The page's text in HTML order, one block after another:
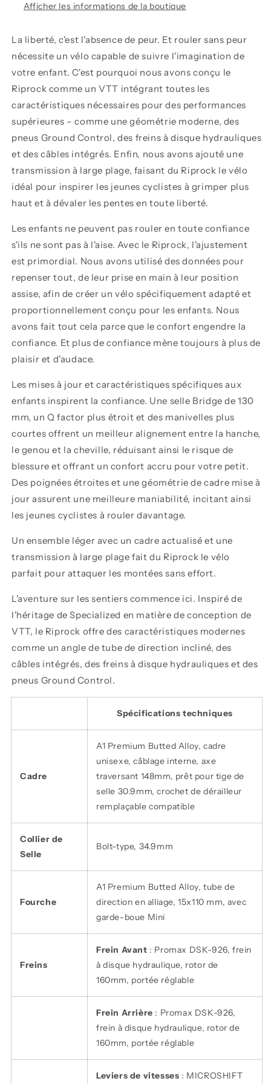
Afficher les informations de la boutique
La liberté, c'est l'absence de peur. Et rouler sans peur
nécessite un vélo capable de suivre l'imagination de
votre enfant. C'est pourquoi nous avons conçu le
Riprock comme un VTT intégrant toutes les
caractéristiques nécessaires pour des performances
supérieures – comme une géométrie moderne, des
pneus Ground Control, des freins à disque hydrauliques
et des câbles intégrés. Enfin, nous avons ajouté une
transmission à large plage, faisant du Riprock le vélo
idéal pour inspirer les jeunes cyclistes à grimper plus
haut et à dévaler les pentes en toute liberté.
Les enfants ne peuvent pas rouler en toute confiance
s'ils ne sont pas à l'aise. Avec le Riprock, l'ajustement
est primordial. Nous avons utilisé des données pour
repenser tout, de leur prise en main à leur position
assise, afin de créer un vélo spécifiquement adapté et
proportionnellement conçu pour les enfants. Nous
avons fait tout cela parce que le confort engendre la
confiance. Et plus de confiance mène toujours à plus de
plaisir et d'audace.
Les mises à jour et caractéristiques spécifiques aux
enfants inspirent la confiance. Une selle Bridge de 130
mm, un Q factor plus étroit et des manivelles plus
courtes offrent un meilleur alignement entre la hanche,
le genou et la cheville, réduisant ainsi le risque de
blessure et offrant un confort accru pour votre petit.
Des poignées étroites et une géométrie de cadre mise à
jour assurent une meilleure maniabilité, incitant ainsi
les jeunes cyclistes à rouler davantage.
Un ensemble léger avec un cadre actualisé et une
transmission à large plage fait du Riprock le vélo
parfait pour attaquer les montées sans effort.
L'aventure sur les sentiers commence ici. Inspiré de
l'héritage de Specialized en matière de conception de
VTT, le Riprock offre des caractéristiques modernes
comme un angle de tube de direction incliné, des
câbles intégrés, des freins à disque hydrauliques et des
pneus Ground Control.
Spécifications techniques
Cadre
A1 Premium Butted Alloy, cadre
unisexe, câblage interne, axe
traversant 148mm, prêt pour tige de
selle 30.9mm, crochet de dérailleur
remplaçable compatible
Collier de
Selle
Bolt-type, 34.9mm
Fourche
A1 Premium Butted Alloy, tube de
direction en alliage, 15x110 mm, avec
garde-boue Mini
Freins
Frein Avant : Promax DSK-926, frein
à disque hydraulique, rotor de
160mm, portée réglable
Frein Arrière : Promax DSK-926,
frein à disque hydraulique, rotor de
160mm, portée réglable
Leviers de vitesses : MICROSHIFT